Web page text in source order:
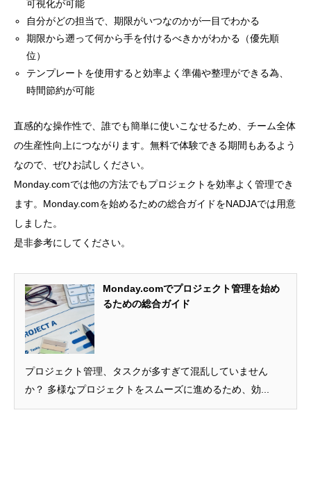
可視化が可能
自分がどの担当で、期限がいつなのかが一目でわかる
期限から遡って何から手を付けるべきかがわかる（優先順
位）
テンプレートを使用すると効率よく準備や整理ができる為、
時間節約が可能
直感的な操作性で、誰でも簡単に使いこなせるため、チーム全体
の生産性向上につながります。無料で体験できる期間もあるよう
なので、ぜひお試しください。
Monday.comでは他の方法でもプロジェクトを効率よく管理でき
ます。Monday.comを始めるための総合ガイドをNADJAでは用意
しました。
是非参考にしてください。
Monday.comでプロジェクト管理を始め
るための総合ガイド
プロジェクト管理、タスクが多すぎて混乱していません
か？ 多様なプロジェクトをスムーズに進めるため、効...